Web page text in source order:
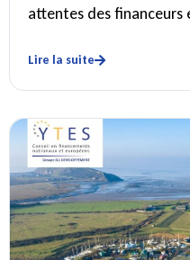
attentes des financeurs
Lire la suite